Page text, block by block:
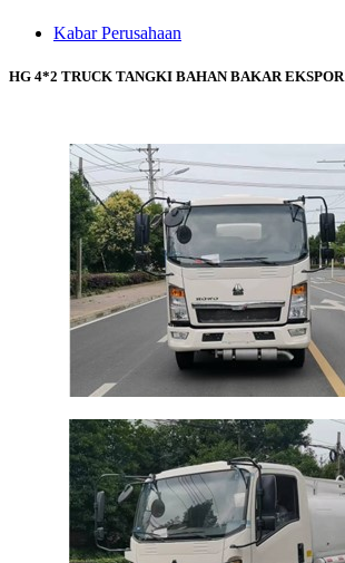
Kabar Perusahaan
HG 4*2 TRUCK TANGKI BAHAN BAKAR EKSPOR